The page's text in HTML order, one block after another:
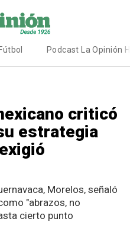
Fútbol Podcast La Opinión
criticó
estrategia
Morelos, señaló
"abrazos, no
cierto punto